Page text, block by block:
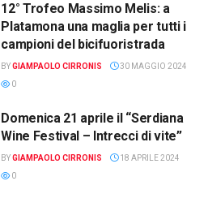
12° Trofeo Massimo Melis: a
Platamona una maglia per tutti i
campioni del bicifuoristrada
BYGIAMPAOLO CIRRONIS
30 MAGGIO 2024
0
Domenica 21 aprile il “Serdiana
Wine Festival – Intrecci di vite”
BYGIAMPAOLO CIRRONIS
18 APRILE 2024
0